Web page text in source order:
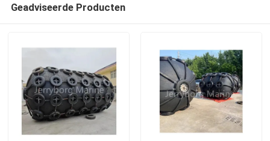
Geadviseerde Producten